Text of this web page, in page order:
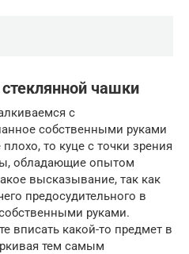
чашки
с
собственными руками
то куце с точки зрения
обладающие опытом
высказывание, так как
предосудительного в
руками.
вписать какой-то предмет в
тем самым